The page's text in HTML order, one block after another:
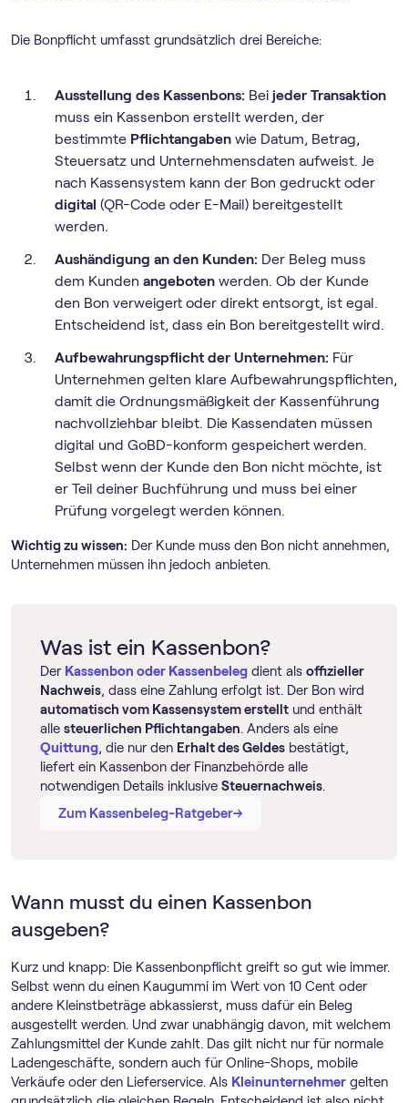
Die Bonpflicht umfasst grundsätzlich drei Bereiche:
Ausstellung des Kassenbons: Bei jeder Transaktion
muss ein Kassenbon erstellt werden, der
bestimmte Pflichtangaben wie Datum, Betrag,
Steuersatz und Unternehmensdaten aufweist. Je
nach Kassensystem kann der Bon gedruckt oder
digital (QR-Code oder E-Mail) bereitgestellt
werden.
Aushändigung an den Kunden: Der Beleg muss
dem Kunden angeboten werden. Ob der Kunde
den Bon verweigert oder direkt entsorgt, ist egal.
Entscheidend ist, dass ein Bon bereitgestellt wird.
Aufbewahrungspflicht der Unternehmen: Für
Unternehmen gelten klare Aufbewahrungspflichten,
damit die Ordnungsmäßigkeit der Kassenführung
nachvollziehbar bleibt. Die Kassendaten müssen
digital und GoBD-konform gespeichert werden.
Selbst wenn der Kunde den Bon nicht möchte, ist
er Teil deiner Buchführung und muss bei einer
Prüfung vorgelegt werden können.
Wichtig zu wissen: Der Kunde muss den Bon nicht annehmen,
Unternehmen müssen ihn jedoch anbieten.
Was ist ein Kassenbon?
Der Kassenbon oder Kassenbeleg dient als offizieller
Nachweis, dass eine Zahlung erfolgt ist. Der Bon wird
automatisch vom Kassensystem erstellt und enthält
alle steuerlichen Pflichtangaben. Anders als eine
Quittung, die nur den Erhalt des Geldes bestätigt,
liefert ein Kassenbon der Finanzbehörde alle
notwendigen Details inklusive Steuernachweis.
Zum Kassenbeleg-Ratgeber→
→
Wann musst du einen Kassenbon
ausgeben?
Kurz und knapp: Die Kassenbonpflicht greift so gut wie immer.
Selbst wenn du einen Kaugummi im Wert von 10 Cent oder
andere Kleinstbeträge abkassierst, muss dafür ein Beleg
ausgestellt werden. Und zwar unabhängig davon, mit welchem
Zahlungsmittel der Kunde zahlt. Das gilt nicht nur für normale
Ladengeschäfte, sondern auch für Online-Shops, mobile
Verkäufe oder den Lieferservice. Als Kleinunternehmer gelten